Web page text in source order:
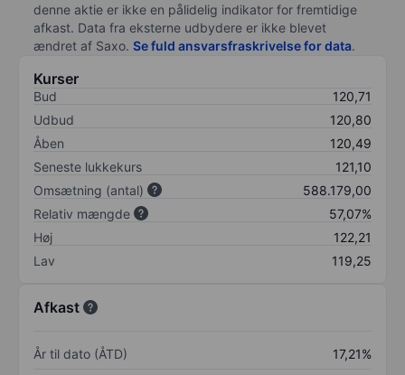
denne aktie er ikke en pålidelig indikator for fremtidige
afkast. Data fra eksterne udbydere er ikke blevet
ændret af Saxo. Se fuld ansvarsfraskrivelse for data.
Kurser
Bud
120,71
Udbud
120,80
Åben
120,49
Seneste lukkekurs
121,10
Omsætning (antal)
588.179,00
Relativ mængde
57,07%
Høj
122,21
Lav
119,25
Afkast
År til dato (ÅTD)
17,21%